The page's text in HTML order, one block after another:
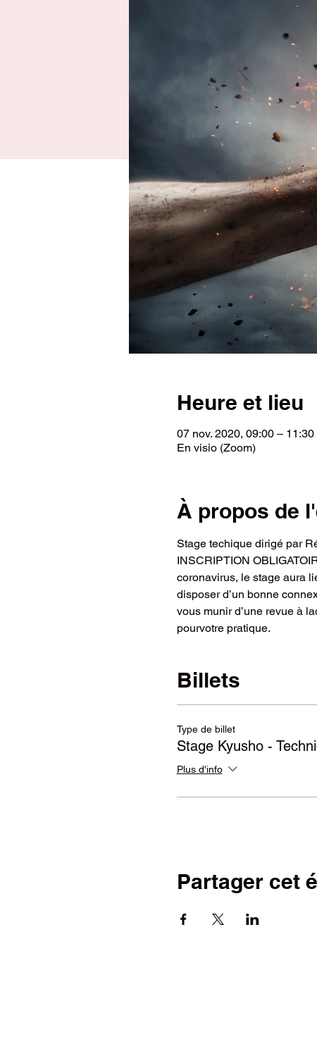
Heure et lieu
07 nov. 2020, 09:00 – 11:30
En visio (Zoom)
À propos de
Stage techique dirigé par
INSCRIPTION
coronavirus, le stage aura
disposer d’un bonne
vous munir d’une revue à
pourvotre pratique.
Billets
Type de billet
Stage Kyusho -
Plus d'info
Partager cet